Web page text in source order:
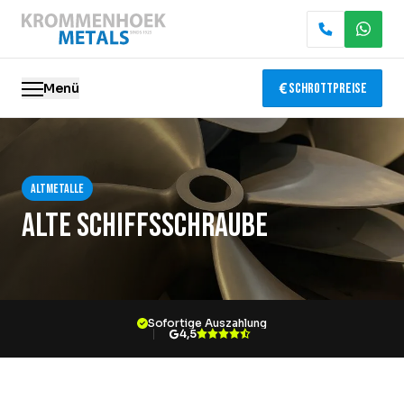
Menü Schrottpreise
Elektronik-Recycling
Altmetalle
Alte Schiffsschraube
Sofortige Auszahlung
4,5